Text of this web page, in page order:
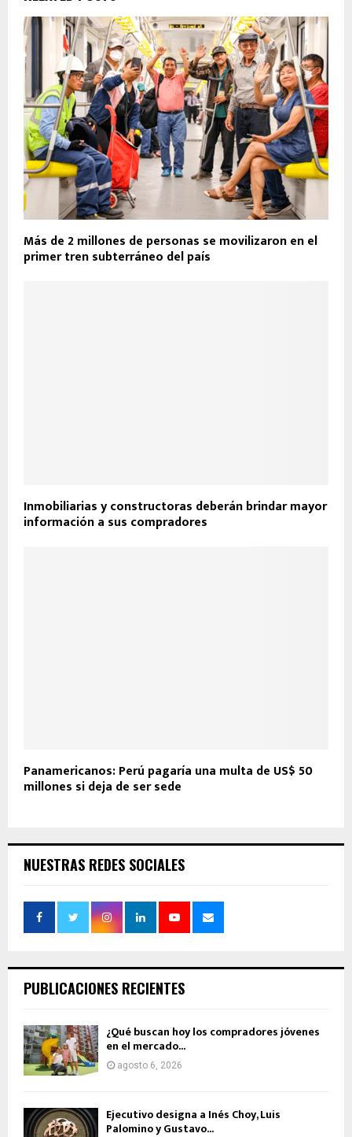
Más de 2 millones de personas se movilizaron en el
primer tren subterráneo del país
Inmobiliarias y constructoras deberán brindar mayor
información a sus compradores
Panamericanos: Perú pagaría una multa de US$ 50
millones si deja de ser sede
NUESTRAS REDES SOCIALES
PUBLICACIONES RECIENTES
¿Qué buscan hoy los compradores jóvenes
en el mercado...
agosto 6, 2026
Ejecutivo designa a Inés Choy, Luis
Palomino y Gustavo...